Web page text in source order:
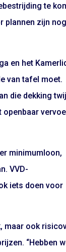
te
plannen zijn nog
en het
van tafel moet.
die dekking
openbaar
minimumloon,
VVD-
iets doen voor
maar ook
“Hebben